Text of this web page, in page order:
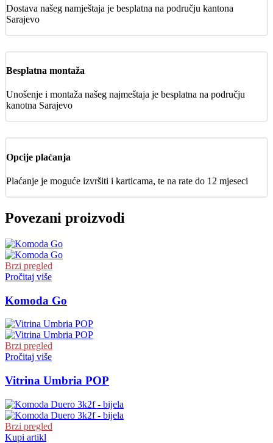
Dostava našeg namještaja je besplatna na području kantona
Sarajevo
Besplatna montaža
Unošenje i montaža našeg najmeštaja je besplatna na području
kanotna Sarajevo
Opcije plaćanja
Plaćanje je moguće izvršiti i karticama, te na rate do 12 mjeseci
Povezani proizvodi
Brzi pregled
Pročitaj više
Komoda Go
Brzi pregled
Pročitaj više
Vitrina Umbria POP
Brzi pregled
Kupi artikl